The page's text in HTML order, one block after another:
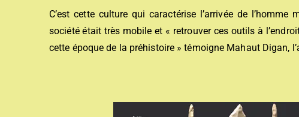
C’est cette culture qui caractérise l’arrivée de
société était très mobile et « retrouver ces outils à
cette époque de la préhistoire » témoigne Mahaut Digan,